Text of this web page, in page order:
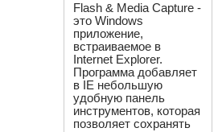
Flash & Media Capture -
это Windows
приложение,
встраиваемое в
Internet Explorer.
Программа добавляет
в IE небольшую
удобную панель
инструментов, которая
позволяет сохранять